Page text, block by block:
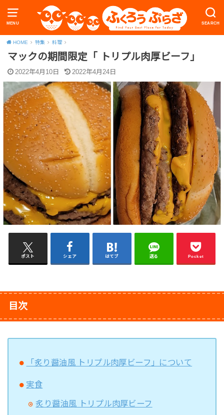
MENU SEARCH
HOME 特集 料理
マックの期間限定「 トリプル肉厚ビーフ」
2022年4月10日 2022年4月24日
ポスト シェア はてブ 送る Pocket
目次
「炙り醤油風 トリプル肉厚ビーフ」について
実食
炙り醤油風 トリプル肉厚ビーフ